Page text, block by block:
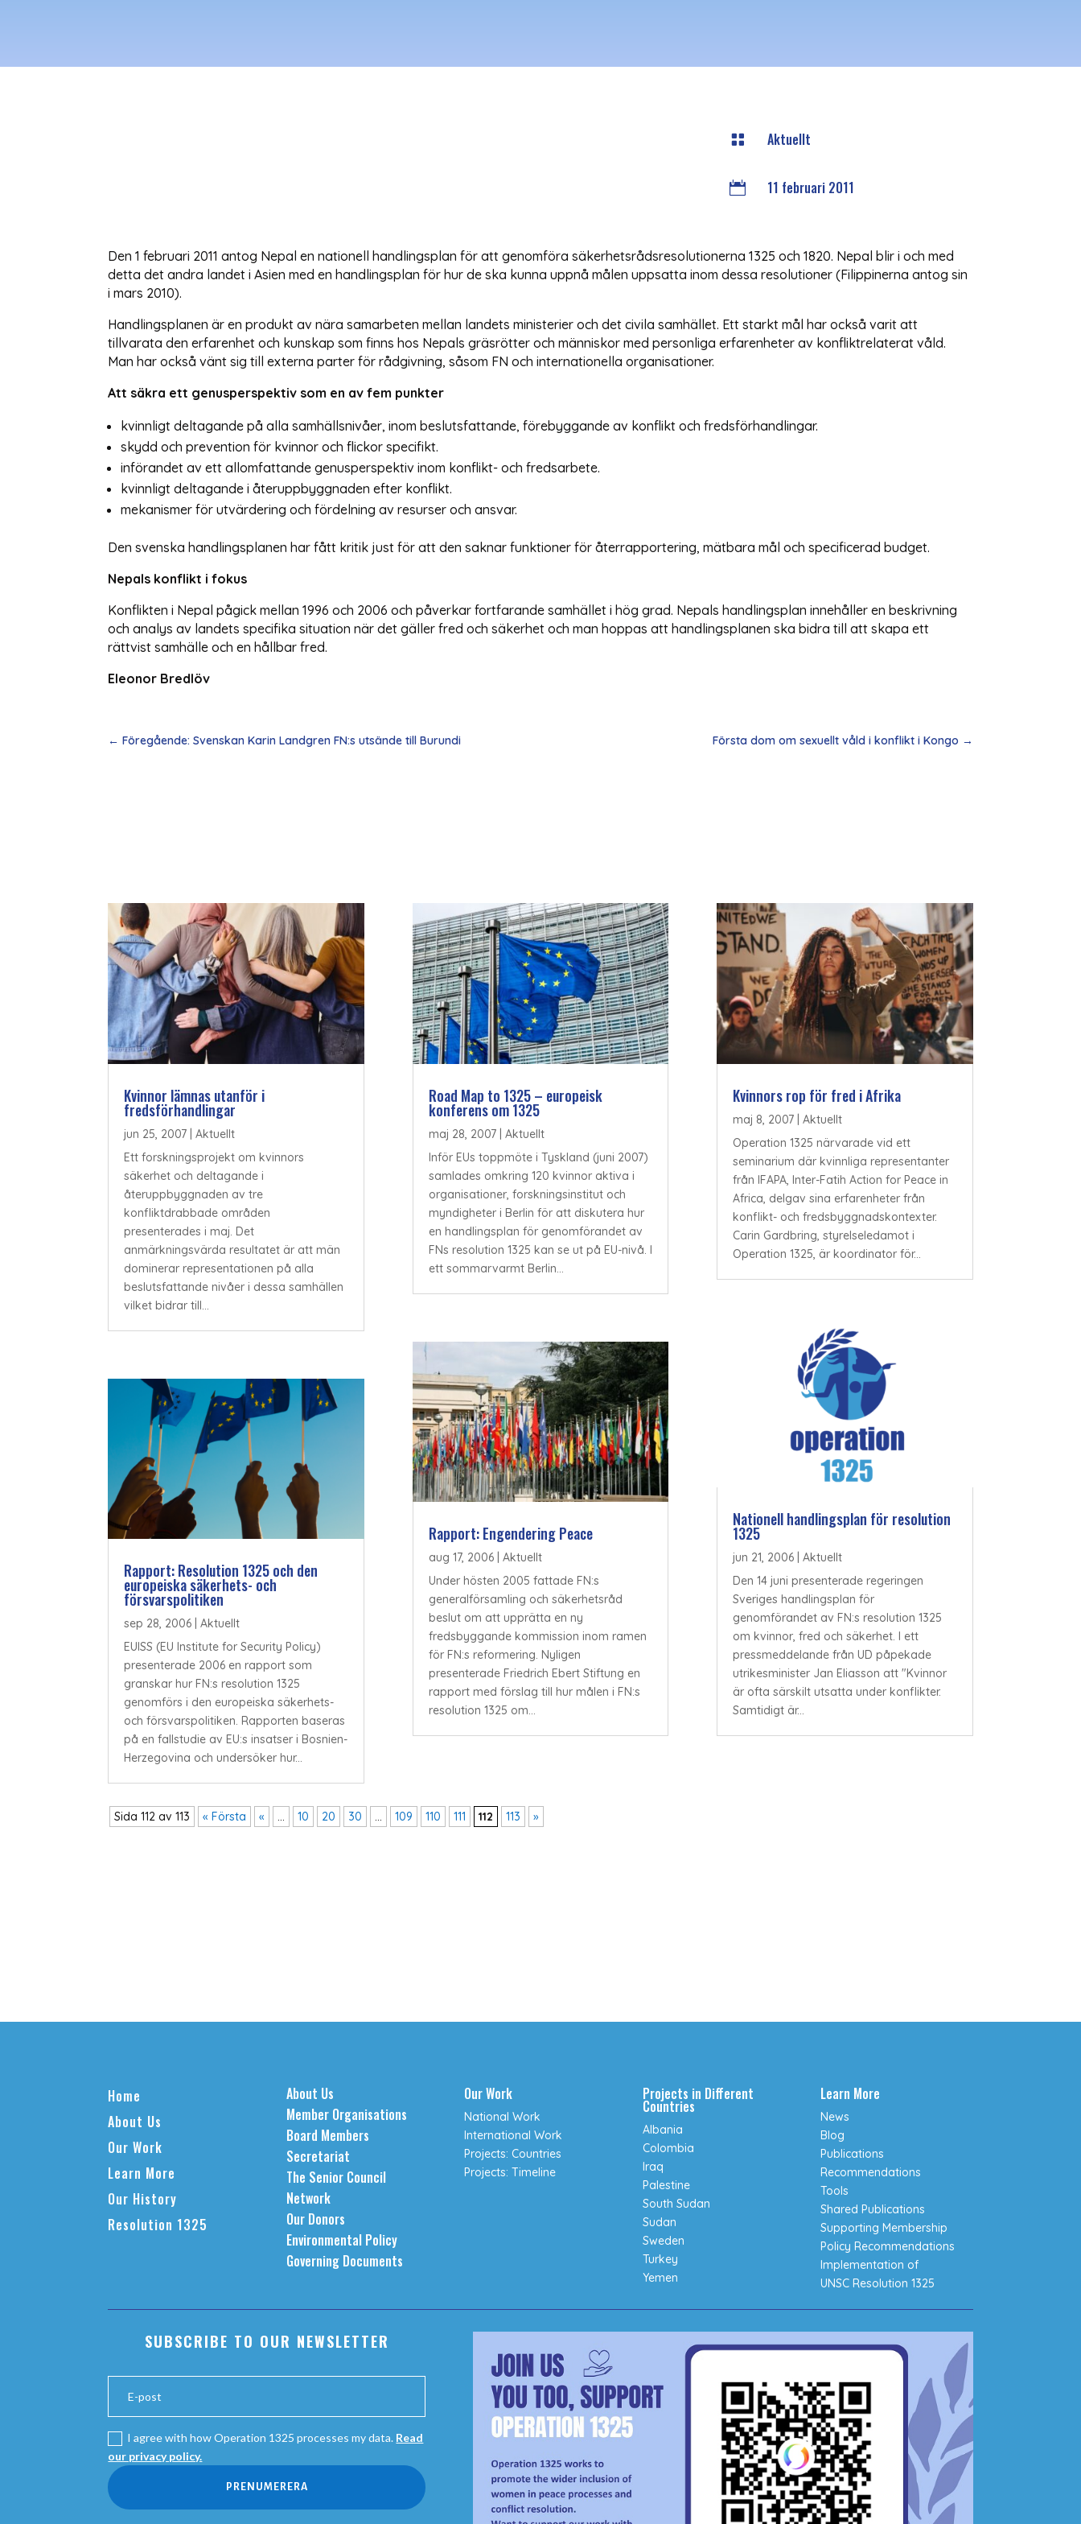
 Aktuellt
 11 februari 2011
Den 1 februari 2011 antog Nepal en nationell handlingsplan för att genomföra säkerhetsrådsresolutionerna 1325 och 1820. Nepal blir i och med
detta det andra landet i Asien med en handlingsplan för hur de ska kunna uppnå målen uppsatta inom dessa resolutioner (Filippinerna antog sin
i mars 2010).
Handlingsplanen är en produkt av nära samarbeten mellan landets ministerier och det civila samhället. Ett starkt mål har också varit att
tillvarata den erfarenhet och kunskap som finns hos Nepals gräsrötter och människor med personliga erfarenheter av konfliktrelaterat våld.
Man har också vänt sig till externa parter för rådgivning, såsom FN och internationella organisationer.
Att säkra ett genusperspektiv som en av fem punkter
kvinnligt deltagande på alla samhällsnivåer, inom beslutsfattande, förebyggande av konflikt och fredsförhandlingar.
skydd och prevention för kvinnor och flickor specifikt.
införandet av ett allomfattande genusperspektiv inom konflikt- och fredsarbete.
kvinnligt deltagande i återuppbyggnaden efter konflikt.
mekanismer för utvärdering och fördelning av resurser och ansvar.
Den svenska handlingsplanen har fått kritik just för att den saknar funktioner för återrapportering, mätbara mål och specificerad budget.
Nepals konflikt i fokus
Konflikten i Nepal pågick mellan 1996 och 2006 och påverkar fortfarande samhället i hög grad. Nepals handlingsplan innehåller en beskrivning
och analys av landets specifika situation när det gäller fred och säkerhet och man hoppas att handlingsplanen ska bidra till att skapa ett
rättvist samhälle och en hållbar fred.
Eleonor Bredlöv
←Föregående: Svenskan Karin Landgren FN:s utsände till Burundi Första dom om sexuellt våld i konflikt i Kongo →
Kvinnor lämnas utanför i
fredsförhandlingar
jun 25, 2007 |Aktuellt
Ett forskningsprojekt om kvinnors
säkerhet och deltagande i
återuppbyggnaden av tre
konfliktdrabbade områden
presenterades i maj. Det
anmärkningsvärda resultatet är att män
dominerar representationen på alla
beslutsfattande nivåer i dessa samhällen
vilket bidrar till...
Rapport: Resolution 1325 och den
europeiska säkerhets- och
försvarspolitiken
sep 28, 2006 |Aktuellt
EUISS (EU Institute for Security Policy)
presenterade 2006 en rapport som
granskar hur FN:s resolution 1325
genomförs i den europeiska säkerhets-
och försvarspolitiken. Rapporten baseras
på en fallstudie av EU:s insatser i Bosnien-
Herzegovina och undersöker hur...
Road Map to 1325 – europeisk
konferens om 1325
maj 28, 2007| Aktuellt
Inför EUs toppmöte i Tyskland (juni 2007)
samlades omkring 120 kvinnor aktiva i
organisationer, forskningsinstitut och
myndigheter i Berlin för att diskutera hur
en handlingsplan för genomförandet av
FNs resolution 1325 kan se ut på EU-nivå. I
ett sommarvarmt Berlin...
Rapport: Engendering Peace
aug 17, 2006| Aktuellt
Under hösten 2005 fattade FN:s
generalförsamling och säkerhetsråd
beslut om att upprätta en ny
fredsbyggande kommission inom ramen
för FN:s reformering. Nyligen
presenterade Friedrich Ebert Stiftung en
rapport med förslag till hur målen i FN:s
resolution 1325 om...
Kvinnors rop för fred i Afrika
maj 8, 2007| Aktuellt
Operation 1325 närvarade vid ett
seminarium där kvinnliga representanter
från IFAPA, Inter-Fatih Action for Peace in
Africa, delgav sina erfarenheter från
konflikt- och fredsbyggnadskontexter.
Carin Gardbring, styrelseledamot i
Operation 1325, är koordinator för...
Nationell handlingsplan för resolution
1325
jun 21, 2006| Aktuellt
Den 14 juni presenterade regeringen
Sveriges handlingsplan för
genomförandet av FN:s resolution 1325
om kvinnor, fred och säkerhet. I ett
pressmeddelande från UD påpekade
utrikesminister Jan Eliasson att "Kvinnor
är ofta särskilt utsatta under konflikter.
Samtidigt är...
Sida 112 av 113 « Första « ... 10 20 30 ... 109 110 111 112 113 »
Home
About Us
Our Work
Learn More
Our History
Resolution 1325
About Us
Member Organisations
Board Members
Secretariat
The Senior Council
Network
Our Donors
Environmental Policy
Governing Documents
Our Work
National Work
International Work
Projects: Countries
Projects: Timeline
Projects in Different
Countries
Albania
Colombia
Iraq
Palestine
South Sudan
Sudan
Sweden
Turkey
Yemen
Learn More
News
Blog
Publications
Recommendations
Tools
Shared Publications
Supporting Membership
Policy Recommendations
Implementation of
UNSC Resolution 1325
SUBSCRIBE TO OUR NEWSLETTER
I agree with how Operation 1325 processes my data. Read
our privacy policy.
PRENUMERERA